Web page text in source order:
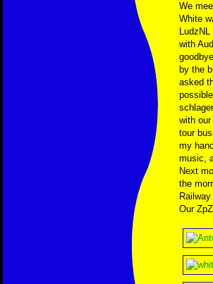
We
White
with
by the
asked
with
tour
my
music,
Next
the
Our